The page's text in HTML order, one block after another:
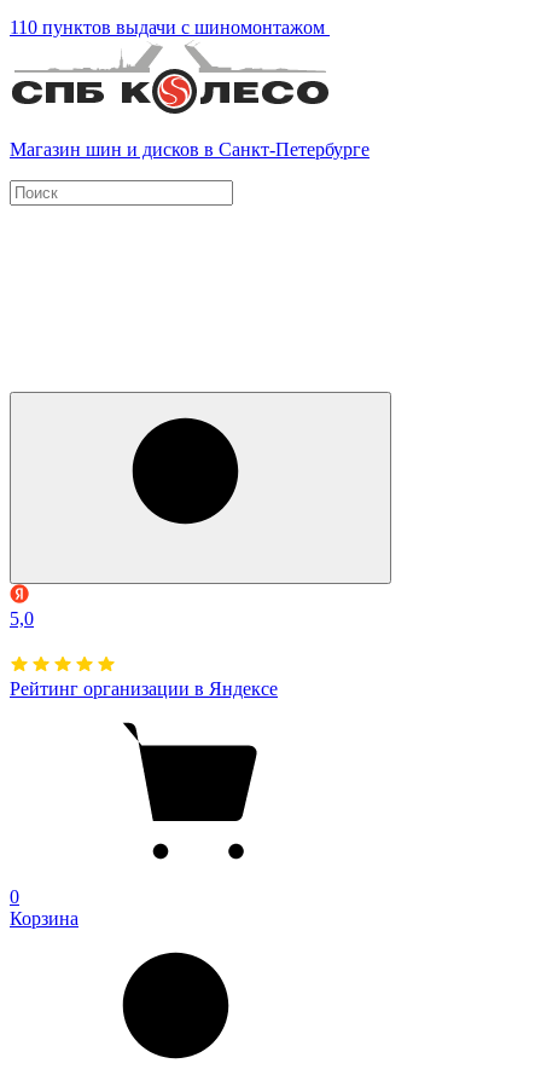
110 пунктов выдачи с шиномонтажом
Магазин шин и дисков в Санкт-Петербурге
5,0
Рейтинг организации в Яндексе
0
Корзина